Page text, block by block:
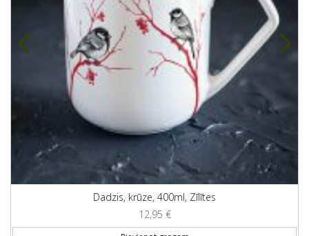
Dadzis, krūze, 400ml, Zīlītes
12,95 €